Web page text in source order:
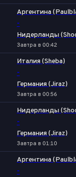
Аргентина
-
Нидерланды
Завтра в 00:42
Италия (Sheba)
-
Германия (Jiraz)
Завтра в 00:56
Нидерланды
-
Германия (Jiraz)
Завтра в 01:10
Аргентина
-